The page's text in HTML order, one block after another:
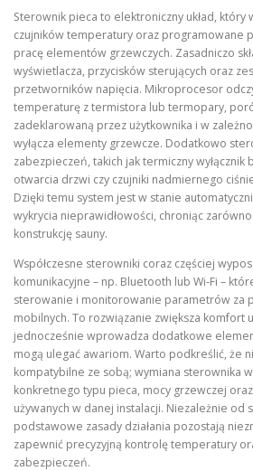
Sterownik pieca to elektroniczny układ, który
czujników temperatury oraz programowane
pracę elementów grzewczych. Zasadniczo
wyświetlacza, przycisków sterujących oraz
przetworników napięcia. Mikroprocesor
temperaturę z termistora lub termopary,
zadeklarowaną przez użytkownika i w
wyłącza elementy grzewcze. Dodatkowo
zabezpieczeń, takich jak termiczny wyłącznik
otwarcia drzwi czy czujniki nadmiernego
Dzięki temu system jest w stanie
wykrycia nieprawidłowości, chroniąc
konstrukcję sauny.
Współczesne sterowniki coraz częściej
komunikacyjne – np. Bluetooth lub Wi‑Fi –
sterowanie i monitorowanie parametrów za
mobilnych. To rozwiązanie zwiększa komfort
jednocześnie wprowadza dodatkowe
mogą ulegać awariom. Warto podkreślić, że
kompatybilne ze sobą; wymiana sterownika
konkretnego typu pieca, mocy grzewczej
używanych w danej instalacji. Niezależnie od
podstawowe zasady działania pozostają
zapewnić precyzyjną kontrolę temperatury
zabezpieczeń.